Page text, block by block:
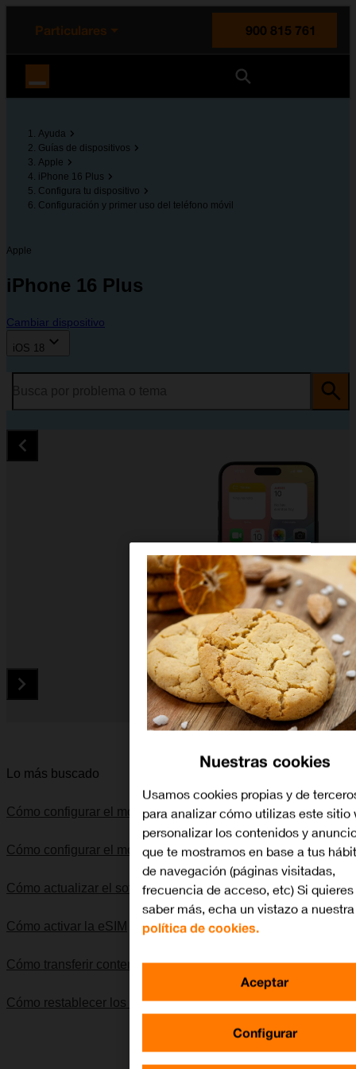
principal
la página
Particulares
900 815 761
Ayuda
Guías de dispositivos
Apple
iPhone 16 Plus
Configura tu dispositivo
Configuración y primer uso del teléfono móvil
Apple
iPhone 16 Plus
Cambiar dispositivo
iOS 18
Diapositiva 1 de 5. Apple iPhone 16 Plus - Black - imagen 1
Lo más buscado
Cómo configurar el móvil para internet
Cómo configurar el móvil para MMS
Cómo actualizar el software del móvil
Cómo activar la eSIM
Cómo transferir contenido de un móvil Android
Cómo restablecer los ajustes de red
Nuestras cookies
Usamos cookies propias y de
para analizar cómo utilizas este sitio
personalizar los contenidos y
que te mostramos en base a tus
de navegación (páginas visitadas,
frecuencia de acceso, etc) Si quieres
saber más, echa un vistazo a nuestra
política de cookies.
Configurar
Aceptar